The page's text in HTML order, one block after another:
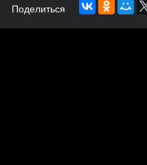
Поделиться